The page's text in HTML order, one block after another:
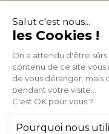
À PROPOS DE MILIBOO
AIDE & CONTACT